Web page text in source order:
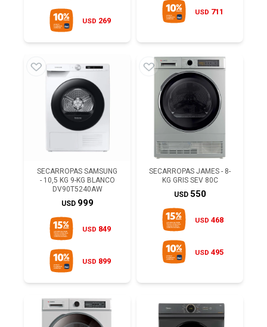
USD 269
USD 711
SECARROPAS SAMSUNG
- 10,5 KG 9-KG BLANCO
DV90T5240AW
USD 999
USD 849
USD 899
SECARROPAS JAMES - 8-
KG GRIS SEV 80C
USD 550
USD 468
USD 495